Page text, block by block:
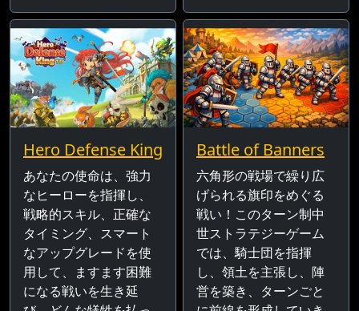
Hero Defense King
あなたの使命は、強力
なヒーローを指揮し、
戦略的スキル、正確な
タイミング、スマート
なアップグレードを使
用して、ますます困難
になる戦いを生き延
Battle of Banners
六角形の戦場で繰り広
げられる旗印をめぐる
戦い！このターン制中
世ストラテジーゲーム
では、騎士団を指揮
し、領土を主張し、陣
営を築き、ターンごと